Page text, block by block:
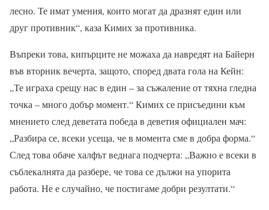
лесно. Те имат умения, които могат да дразнят един или
друг противник“, каза Кимих за противника.
Въпреки това, кипърците не можаха да навредят на Байерн
във вторник вечерта, защото, според двата гола на Кейн:
„Те играха срещу нас в един – за съжаление от тяхна гледна
точка – много добър момент.“ Кимих се присъедини към
мнението след деветата победа в деветия официален мач:
„Разбира се, всеки усеща, че в момента сме в добра форма.“
След това обаче халфът веднага подчерта: „Важно е всеки в
съблекалнята да разбере, че това се дължи на упорита
работа. Не е случайно, че постигаме добри резултати.“